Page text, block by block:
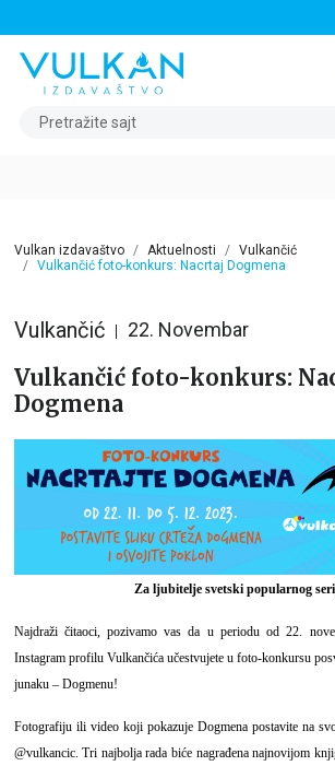
Pretražite sajt
Vulkan izdavaštvo Aktuelnosti
Vulkančić
Vulkančić foto-konkurs: Nacrtaj Dogmena
Vulkančić 22. Novembar
Vulkančić foto-konkurs:
Dogmena
Za ljubitelje svetski popularnog
Najdraži čitaoci, pozivamo vas da u periodu od 22.
Instagram profilu Vulkančićaučestvujete u foto-konkursu
junaku – Dogmenu!
Fotografiju ili video koji pokazuje Dogmena postavite na
@vulkancic. Tri najbolja rada biće nagrađena najnovijom